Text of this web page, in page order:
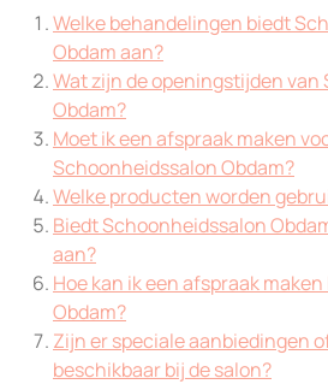
Welke behandelingen biedt
Obdam aan?
Wat zijn de openingstijden
Obdam?
Moet ik een afspraak maken
Schoonheidssalon Obdam?
Welke producten worden
Biedt Schoonheidssalon
aan?
Hoe kan ik een afspraak
Obdam?
Zijn er speciale aanbiedingen
beschikbaar bij de salon?